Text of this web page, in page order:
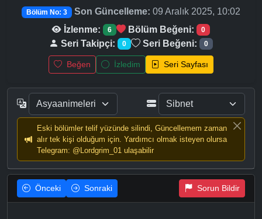
Bölüm No: 3 Son Güncelleme: 09 Aralık 2025, 10:02
İzlenme:
6 Bölüm Beğeni: 0
Seri Takipçi: 0 Seri Beğeni: 0
Beğen İzledim Seri Sayfası
Eski bölümler telif yüzünde silindi, Güncellemem zaman
alır tek kişi olduğum için. Yardımcı olmak isteyen olursa
Telegram: @Lordgrim_01 ulaşabilir
Önceki Sonraki Sorun Bildir